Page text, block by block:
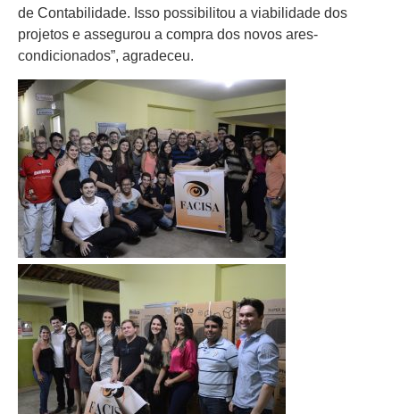
de Contabilidade. Isso possibilitou a viabilidade dos
projetos e assegurou a compra dos novos ares-
condicionados”, agradeceu.